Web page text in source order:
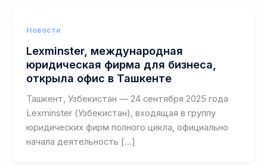
Новости
Lexminster, международная
юридическая фирма для бизнеса,
открыла офис в Ташкенте
Ташкент, Узбекистан — 24 сентября 2025 года
Lexminster (Узбекистан), входящая в группу
юридических фирм полного цикла, официально
начала деятельность […]